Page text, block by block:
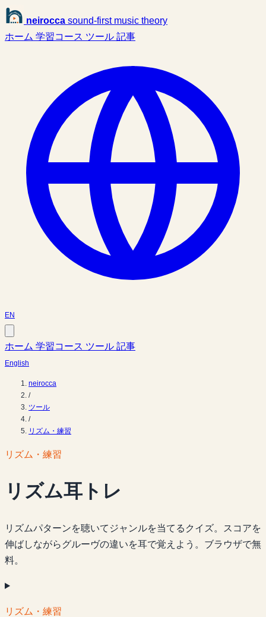
neirocca sound-first music theory
ホーム 学習コース ツール 記事
EN
ホーム 学習コース ツール 記事
English
neirocca
/
ツール
/
リズム・練習
リズム・練習
リズム耳トレ
リズムパターンを聴いてジャンルを当てるクイズ。スコアを
伸ばしながらグルーヴの違いを耳で覚えよう。ブラウザで無
料。
リズム・練習